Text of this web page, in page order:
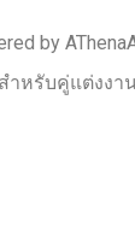
by
ำหรับคู่แต่